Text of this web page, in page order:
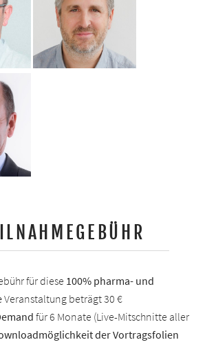
für diese 100% pharma- und
Veranstaltung beträgt 30 €
für 6 Monate (Live-Mitschnitte aller
der Vortragsfolien